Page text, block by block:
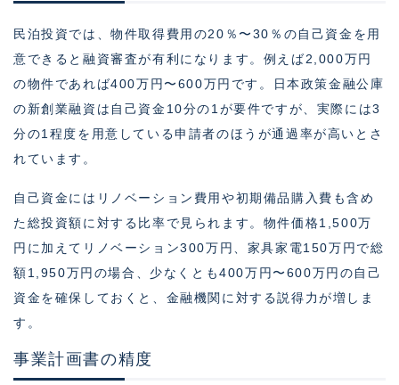
民泊投資では、物件取得費用の20％〜30％の自己資金を用
意できると融資審査が有利になります。例えば2,000万円
の物件であれば400万円〜600万円です。日本政策金融公庫
の新創業融資は自己資金10分の1が要件ですが、実際には3
分の1程度を用意している申請者のほうが通過率が高いとさ
れています。
自己資金にはリノベーション費用や初期備品購入費も含め
た総投資額に対する比率で見られます。物件価格1,500万
円に加えてリノベーション300万円、家具家電150万円で総
額1,950万円の場合、少なくとも400万円〜600万円の自己
資金を確保しておくと、金融機関に対する説得力が増しま
す。
事業計画書の精度